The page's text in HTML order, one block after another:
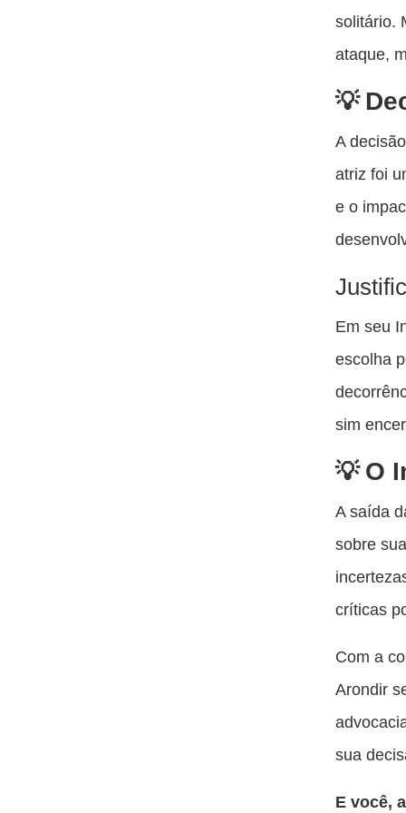
solitário.
ataque,
A
atriz foi
e o
Em seu
escolha
sim
O
A saída
sobre
críticas
Com a
Arondir
sua
E você,